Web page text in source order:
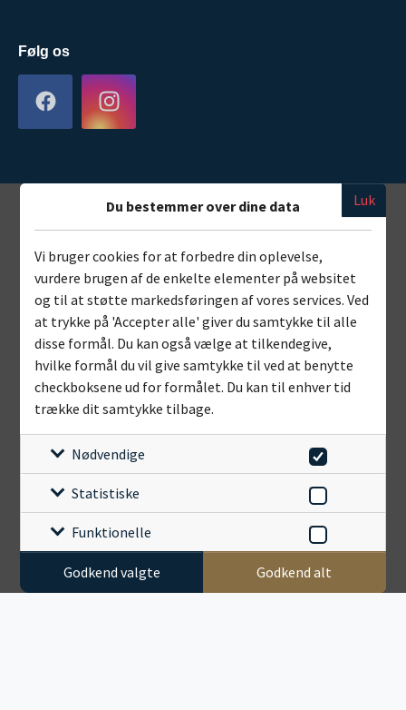
Følg os
Luk
Du bestemmer over dine data
Vi bruger cookies for at forbedre din oplevelse,
vurdere brugen af de enkelte elementer på websitet
og til at støtte markedsføringen af vores services. Ved
at trykke på 'Accepter alle' giver du samtykke til alle
disse formål. Du kan også vælge at tilkendegive,
hvilke formål du vil give samtykke til ved at benytte
checkboksene ud for formålet. Du kan til enhver tid
trække dit samtykke tilbage.
Nødvendige
Statistiske
Funktionelle
Godkend alt
Godkend valgte